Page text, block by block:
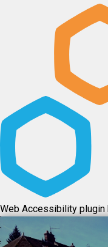
Web Accessibility plugin